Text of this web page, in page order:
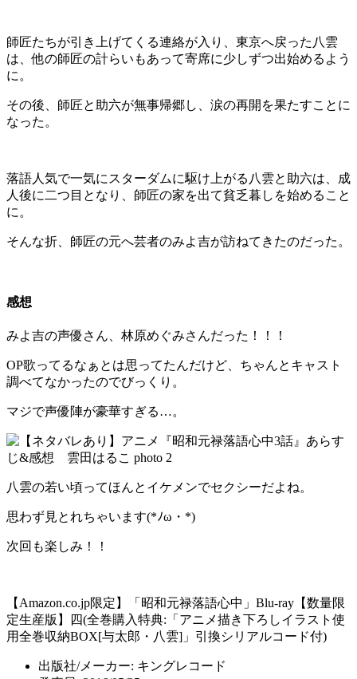
師匠たちが引き上げてくる連絡が入り、東京へ戻った八雲
は、他の師匠の計らいもあって寄席に少しずつ出始めるよう
に。
その後、師匠と助六が無事帰郷し、涙の再開を果たすことに
なった。
落語人気で一気にスターダムに駆け上がる八雲と助六は、成
人後に二つ目となり、師匠の家を出て貧乏暮しを始めること
に。
そんな折、師匠の元へ芸者のみよ吉が訪ねてきたのだった。
感想
みよ吉の声優さん、林原めぐみさんだった！！！
OP歌ってるなぁとは思ってたんだけど、ちゃんとキャスト
調べてなかったのでびっくり。
マジで声優陣が豪華すぎる…。
八雲の若い頃ってほんとイケメンでセクシーだよね。
思わず見とれちゃいます(*ﾉω・*)
次回も楽しみ！！
【Amazon.co.jp限定】「昭和元禄落語心中」Blu-ray【数量限
定生産版】四(全巻購入特典:「アニメ描き下ろしイラスト使
用全巻収納BOX[与太郎・八雲]」引換シリアルコード付)
出版社/メーカー: キングレコード